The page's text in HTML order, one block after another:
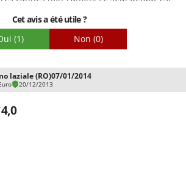
Cet avis a été utile ?
(1) Non (0)
laziale (RO)07/01/2014
20/12/2013
4,0